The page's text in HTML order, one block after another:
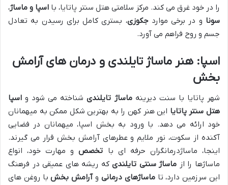
را در خود غرق می کند. مرکز سلامتی هتل سنتر پاتایا، با اسپا و ماساژ،
سونا و در برخی مواردجکوزی، بستری کامل برای رسیدن به تعادل
جسم و روح فراهم می آورد.
اسپا: هنر ماساژ تایلندی و درمان های آرامش
بخش
شهر پاتایا با سنت دیرینهماساژ تایلندیشناخته می شود و اسپا
هتل سنتر پاتایا این هنر کهن را به بهترین شکل ممکن به میهمانان
خود ارائه می دهد. با ورود به بخش اسپا، میهمانان در فضایی
آکنده از سکوت، نور ملایم و عطرهای آرامش بخش قرار می گیرند.
اینجا، ماساژدرمانگران حرفه ای با تخصصو مهارت خود، انواع
ماساژها را از ماساژ سنتی تایلندیکه ریشه های عمیقی در فرهنگ
این سرزمین دارد، تاماساژهای درمانی وآرامش بخشبا روغن های